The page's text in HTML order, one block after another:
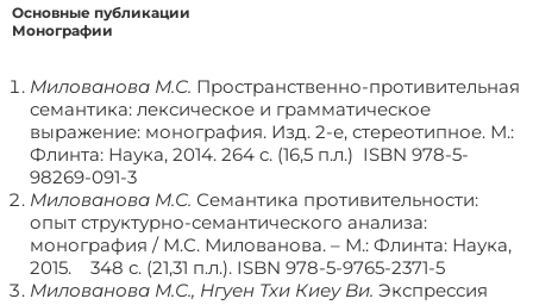
Основные публикации
Монографии
Милованова М.С. Пространственно-противительная
семантика: лексическое и грамматическое
выражение: монография. Изд. 2-е, стереотипное. М.:
Флинта: Наука, 2014. 264 c. (16,5 п.л.) ISBN 978-5-
98269-091-3
Милованова М.С. Семантика противительности:
опыт структурно-семантического анализа:
монография / М.С. Милованова. – М.: Флинта: Наука,
2015. 348 с. (21,31 п.л.). ISBN 978-5-9765-2371-5
Милованова М.С., Нгуен Тхи Киеу Ви. Экспрессия